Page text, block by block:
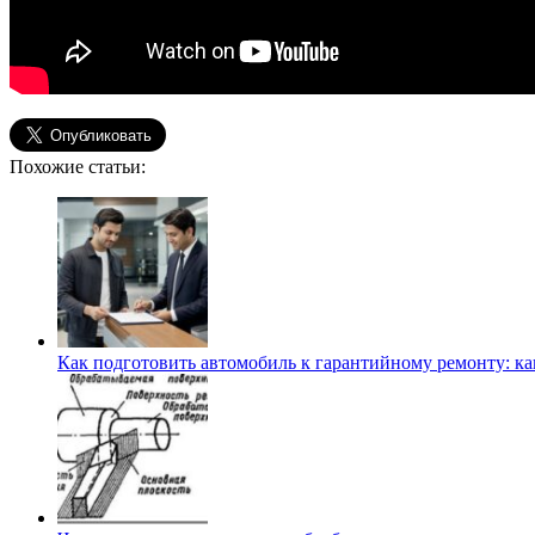
Похожие статьи:
Как подготовить автомобиль к гарантийному ремонту: